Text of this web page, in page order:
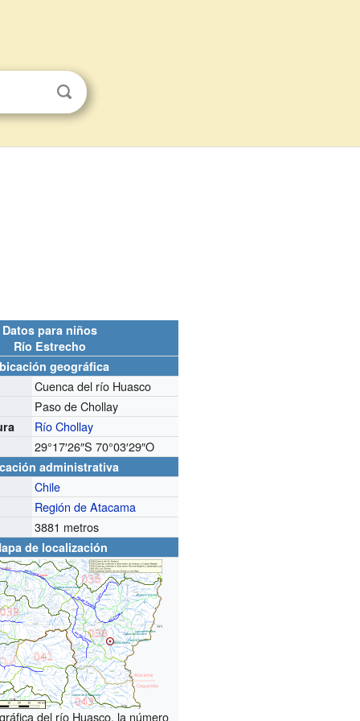
Datos para niños
Río Estrecho
geográfica
Cuenca del río Huasco
Paso de Chollay
Río Chollay
29°17′26″S 70°03′29″O
administrativa
Chile
Región de Atacama
3881 metros
de localización
del río Huasco, la número